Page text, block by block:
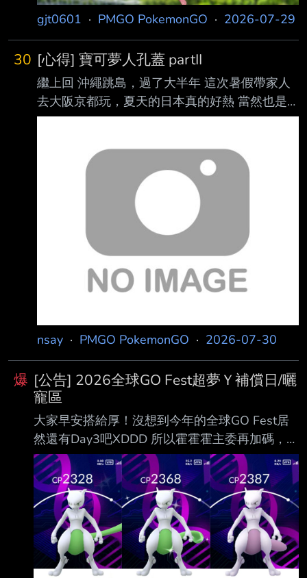
gjt0601 · PMGO PokemonGO · 2026-07-29
30 [心得] 寶可夢人孔蓋 partII
繼上回 沖繩跳島，過了大半年 這次暑假帶家人
去大阪京都玩，夏天的日本真的好熱 當然也是
要排一下人孔蓋行程
的目標，就是任天堂博物館
https://i.meee.com.tw/hiu02Fk.jpg 真的是很推薦
大家有機會一定要去逛逛 這N年的任天堂真的是
很偉大(個人感覺) 許多遊戲都沒看過，但是看看
當時時代，真的是很多很有趣的想法 前幾天看
到的任天堂訪談，遊戲性真的是很重要 逛完
後，去附近的宇治站，把兩個人孔蓋收了 https
nsay · PMGO PokemonGO · 2026-07-30
爆 [公告] 2026全球GO Fest超夢Ｙ補償日/曬
寵區
大家早安搭給厚！沒想到今年的全球GO Fest居
然還有Day3吧XDDD 所以霍霍霍主委再加碼，持
續帶動本板人氣upup～～ 回到主軸，今日全台
各地都有不少場大使見面會，趁好天氣大家有空
務必多蒞臨捧場哦！ 一樣鼓勵板友們踴躍分享您
各地的蹲點情報、曬寵、極致團戰注意事項等
等。 「本文將發給前122位"推文"的板友各
100P」(同ID恕不重覆發) 您可以推文集氣希望今
天的成果依然豐碩、訂下嶄新的抓寶目標等等都